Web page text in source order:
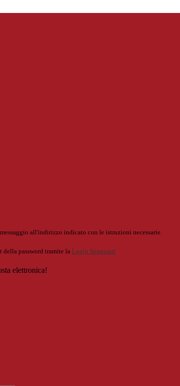
all'indirizzo indicato con le istruzioni necessarie.
della password tramite la Login Spaggiari
elettronica!